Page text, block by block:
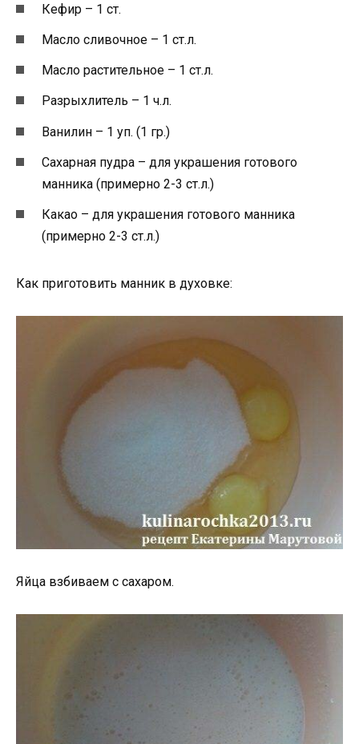
Кефир – 1 ст.
Масло сливочное – 1 ст.л.
Масло растительное – 1 ст.л.
Разрыхлитель – 1 ч.л.
Ванилин – 1 уп. (1 гр.)
Сахарная пудра – для украшения готового
манника (примерно 2-3 ст.л.)
Какао – для украшения готового манника
(примерно 2-3 ст.л.)
Как приготовить манник в духовке:
Яйца взбиваем с сахаром.